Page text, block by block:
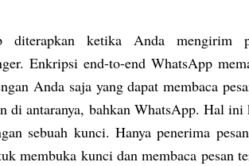
diterapkan ketika Anda mengirim
Enkripsi end-to-end WhatsApp
Anda saja yang dapat membaca
di antaranya, bahkan WhatsApp. Hal
sebuah kunci. Hanya penerima
membuka kunci dan membaca pesan